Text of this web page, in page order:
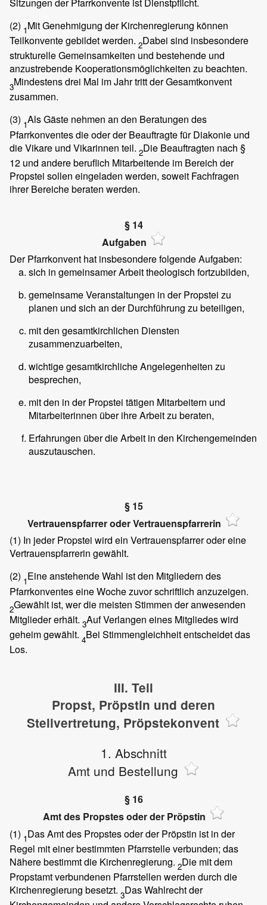
(2) 1Mit Genehmigung der Kirchenregierung können
Teilkonvente gebildet werden. 2Dabei sind insbesondere
strukturelle Gemeinsamkeiten und bestehende und
anzustrebende Kooperationsmöglichkeiten zu beachten.
3Mindestens drei Mal im Jahr tritt der Gesamtkonvent
zusammen.
(3) 1Als Gäste nehmen an den Beratungen des
Pfarrkonventes die oder der Beauftragte für Diakonie und
die Vikare und Vikarinnen teil. 2Die Beauftragten nach §
12 und andere beruflich Mitarbeitende im Bereich der
Propstei sollen eingeladen werden, soweit Fachfragen
ihrer Bereiche beraten werden.
§ 14
Aufgaben
Der Pfarrkonvent hat insbesondere folgende Aufgaben:
sich in gemeinsamer Arbeit theologisch fortzubilden,
gemeinsame Veranstaltungen in der Propstei zu
planen und sich an der Durchführung zu beteiligen,
mit den gesamtkirchlichen Diensten
zusammenzuarbeiten,
wichtige gesamtkirchliche Angelegenheiten zu
besprechen,
mit den in der Propstei tätigen Mitarbeitern und
Mitarbeiterinnen über ihre Arbeit zu beraten,
Erfahrungen über die Arbeit in den Kirchengemeinden
auszutauschen.
§ 15
Vertrauenspfarrer oder Vertrauenspfarrerin
(1) In jeder Propstei wird ein Vertrauenspfarrer oder eine
Vertrauenspfarrerin gewählt.
(2) 1Eine anstehende Wahl ist den Mitgliedern des
Pfarrkonventes eine Woche zuvor schriftlich anzuzeigen.
2Gewählt ist, wer die meisten Stimmen der anwesenden
Mitglieder erhält. 3Auf Verlangen eines Mitgliedes wird
geheim gewählt. 4Bei Stimmengleichheit entscheidet das
Los.
III. Teil
Propst, Pröpstin und deren
Stellvertretung, Pröpstekonvent
1. Abschnitt
Amt und Bestellung
§ 16
Amt des Propstes oder der Pröpstin
(1) 1Das Amt des Propstes oder der Pröpstin ist in der
Regel mit einer bestimmten Pfarrstelle verbunden; das
Nähere bestimmt die Kirchenregierung. 2Die mit dem
Propstamt verbundenen Pfarrstellen werden durch die
Kirchenregierung besetzt. 3Das Wahlrecht der